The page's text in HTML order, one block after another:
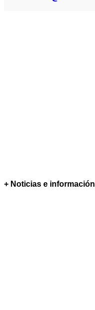
+ Noticias e información